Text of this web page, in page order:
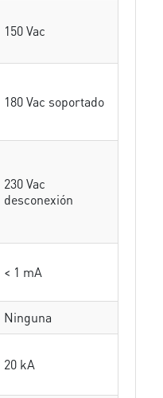
150 Vac
180 Vac soportado
230 Vac
desconexión
< 1 mA
Ninguna
20 kA